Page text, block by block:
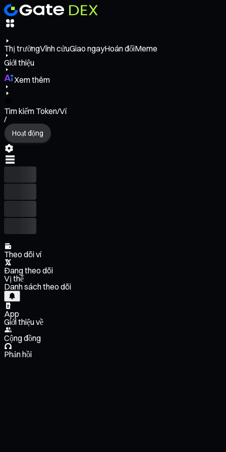
Thị trườngVĩnh cửuGiao ngayHoán đổiMeme
Giới thiệu
Xem thêm
Tìm kiếm Token/Ví
/
Hoạt động
Theo dõi ví
Đang theo dõi
Vị thế
Danh sách theo dõi
App
Giới thiệu về
Cộng đồng
Phản hồi